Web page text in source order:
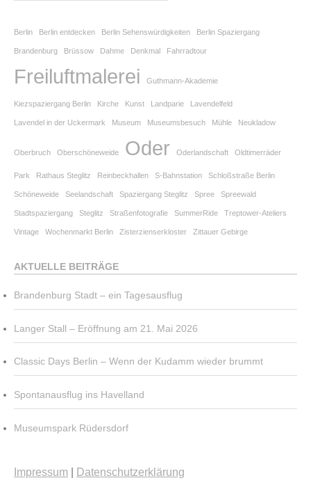
Berlin Berlin entdecken Berlin Sehenswürdigkeiten Berlin Spaziergang
Brandenburg Brüssow Dahme Denkmal Fahrradtour
Freiluftmalerei Guthmann-Akademie
Kiezspaziergang Berlin Kirche Kunst Landparie Lavendelfeld
Lavendel in der Uckermark Museum Museumsbesuch Mühle Neukladow
Oberbruch Oberschöneweide Oder Oderlandschaft Oldtimerräder
Park Rathaus Steglitz Reinbeckhallen S-Bahnstation Schloßstraße Berlin
Schöneweide Seelandschaft Spaziergang Steglitz Spree Spreewald
Stadtspaziergang Steglitz Straßenfotografie SummerRide Treptower-Ateliers
Vintage Wochenmarkt Berlin Zisterzienserkloster Zittauer Gebirge
AKTUELLE BEITRÄGE
Brandenburg Stadt – ein Tagesausflug
Langer Stall – Eröffnung am 21. Mai 2026
Classic Days Berlin – Wenn der Kudamm wieder brummt
Spontanausflug ins Havelland
Museumspark Rüdersdorf
Impressum Datenschutzerklärung